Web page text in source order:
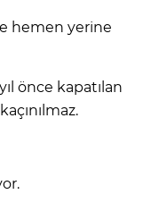
hemen yerine
önce kapatılan